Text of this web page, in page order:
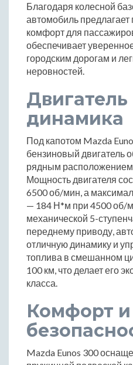
Благодаря колесной
автомобиль
комфорт для
обеспечивает
городским дорогам и
неровностей.
Двигатель
динамика
Под капотом Mazda
бензиновый двигатель
рядным
Мощность двигателя
6500 об/мин, а
— 184 Н*м при 4500 об/
механической 5-
переднему приводу,
отличную динамику и
топлива в смешанном
100 км, что делает его
класса.
Комфорт и
Mazda Eunos 300